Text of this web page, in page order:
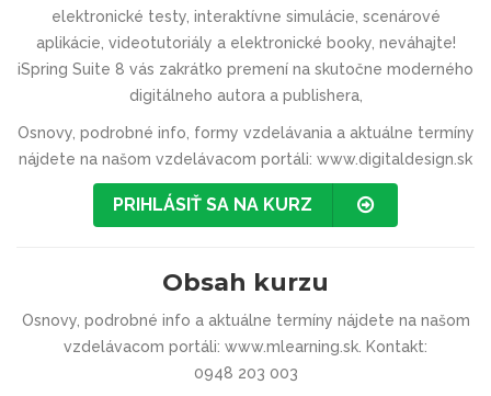
elektronické testy, interaktívne simulácie, scenárové
aplikácie, videotutoriály a elektronické booky, neváhajte!
iSpring Suite 8 vás zakrátko premení na skutočne moderného
digitálneho autora a publishera,
Osnovy, podrobné info, formy vzdelávania a aktuálne termíny
nájdete na našom vzdelávacom portáli: www.digitaldesign.sk
PRIHLÁSIŤ SA NA KURZ
Obsah kurzu
Osnovy, podrobné info a aktuálne termíny nájdete na našom
vzdelávacom portáli: www.mlearning.sk. Kontakt:
0948 203 003